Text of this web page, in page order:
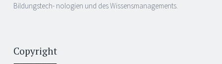
Bildungstech- nologien und des Wissensmanagements.
Copyright